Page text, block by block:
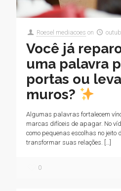
Roesel mediacoes on
Você já
uma palavra
portas ou
muros?
Algumas palavras fortalecem
marcas difíceis de apagar. No
como pequenas escolhas no jeito
transformar suas relações.
0